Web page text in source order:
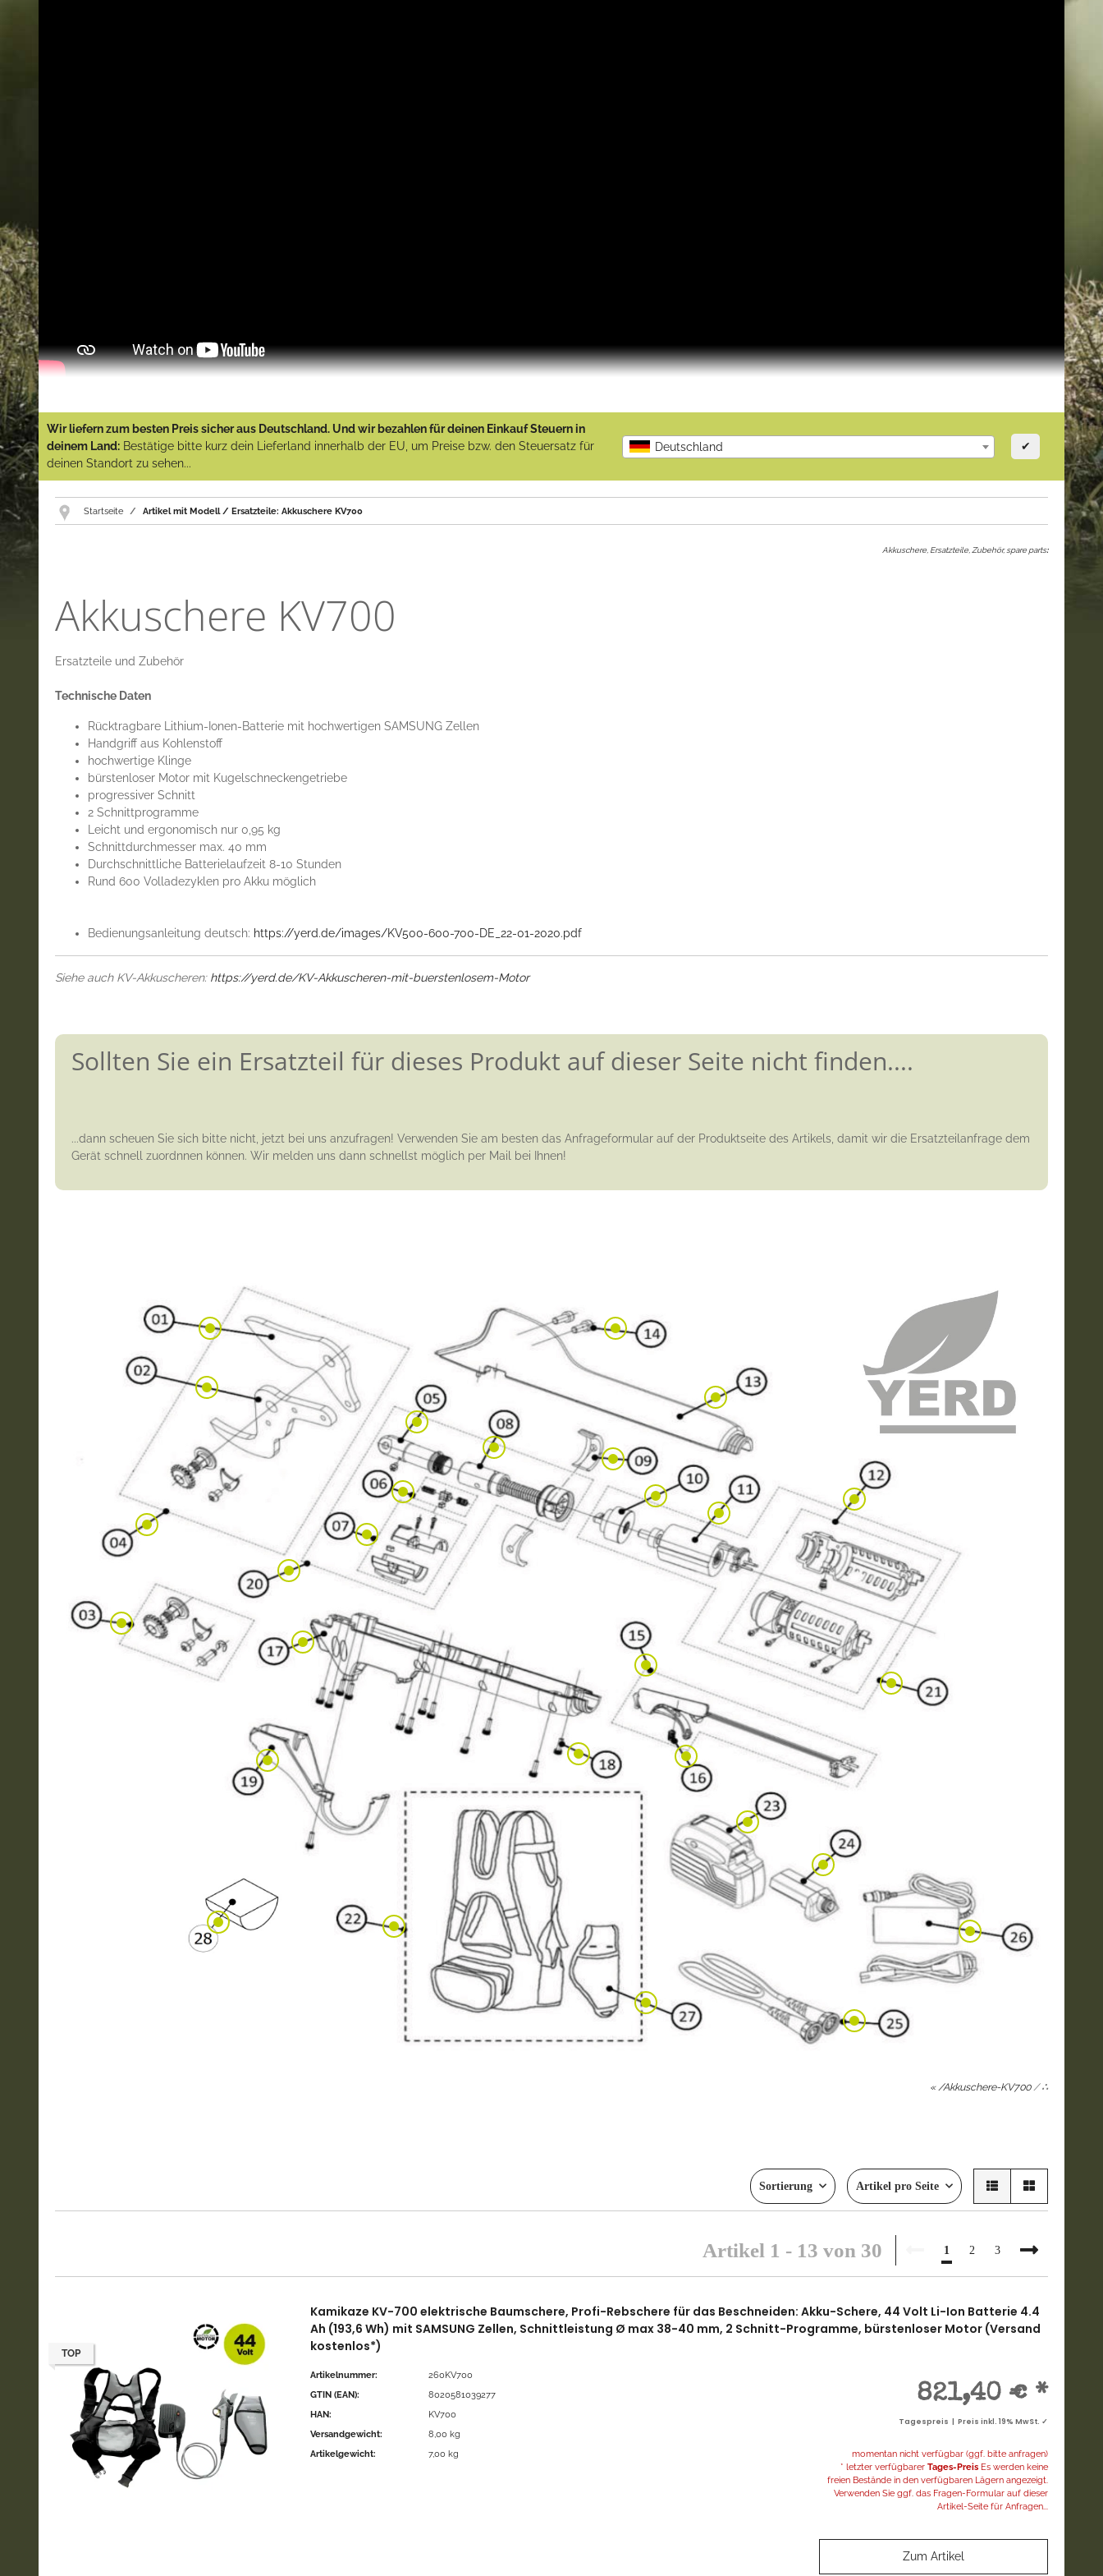
Wir liefern zum besten Preis sicher aus Deutschland. Und wir bezahlen für deinen Einkauf Steuern in
deinem Land: Bestätige bitte kurz dein Lieferland innerhalb der EU, um Preise bzw. den Steuersatz für
deinen Standort zu sehen...
Deutschland ✔
Startseite Artikel mit Modell / Ersatzteile: Akkuschere KV700
Akkuschere, Ersatzteile, Zubehör, spare parts:
Akkuschere KV700
Ersatzteile und Zubehör
Technische Daten
Rücktragbare Lithium-Ionen-Batterie mit hochwertigen SAMSUNG Zellen
Handgriff aus Kohlenstoff
hochwertige Klinge
bürstenloser Motor mit Kugelschneckengetriebe
progressiver Schnitt
2 Schnittprogramme
Leicht und ergonomisch nur 0,95 kg
Schnittdurchmesser max. 40 mm
Durchschnittliche Batterielaufzeit 8-10 Stunden
Rund 600 Volladezyklen pro Akku möglich
Bedienungsanleitung deutsch: https://yerd.de/images/KV500-600-700-DE_22-01-2020.pdf
Siehe auch KV-Akkuscheren: https://yerd.de/KV-Akkuscheren-mit-buerstenlosem-Motor
Sollten Sie ein Ersatzteil für dieses Produkt auf dieser Seite nicht finden....
...dann scheuen Sie sich bitte nicht, jetzt bei uns anzufragen! Verwenden Sie am besten das Anfrageformular auf der Produktseite des Artikels, damit wir die Ersatzteilanfrage dem
Gerät schnell zuordnnen können. Wir melden uns dann schnellst möglich per Mail bei Ihnen!
« /Akkuschere-KV700/∴
Sortierung Artikel pro Seite
Artikel 1 - 13 von 30 1 2 3
TOP
Kamikaze KV-700 elektrische Baumschere, Profi-Rebschere für das Beschneiden: Akku-Schere, 44 Volt Li-Ion Batterie 4.4
Ah (193,6 Wh) mit SAMSUNG Zellen, Schnittleistung Ø max 38-40 mm, 2 Schnitt-Programme, bürstenloser Motor (Versand
kostenlos*)
Artikelnummer:
260KV700
GTIN (EAN):
8020581039277
HAN:
KV700
Versandgewicht:
8,00 kg
Artikelgewicht:
7,00 kg
821,40 € *
Tagespreis | Preis inkl. 19% MwSt. ✓
momentan nicht verfügbar (ggf. bitte anfragen)
* letzter verfügbarer Tages-PreisEs werden keine
freien Bestände in den verfügbaren Lägern angezeigt.
Verwenden Sie ggf. das Fragen-Formular auf dieser
Artikel-Seite für Anfragen...
Zum Artikel